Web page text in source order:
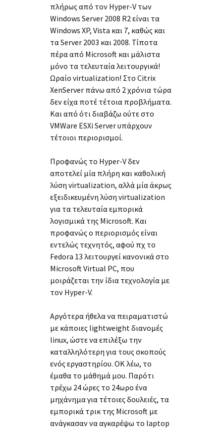
πλήρως από τον Hyper-V των
Windows Server 2008 R2 είναι τα
Windows XP, Vista και 7, καθώς και
τα Server 2003 και 2008. Τίποτα
πέρα από Microsoft και μάλιστα
μόνο τα τελευταία λειτουργικά!
Ωραίο virtualization! Στο Citrix
XenServer πάνω από 2 χρόνια τώρα
δεν είχα ποτέ τέτοια προβλήματα.
Και από ότι διαβάζω ούτε στο
VMWare ESXi Server υπάρχουν
τέτοιοι περιορισμοί.
Προφανώς το Hyper-V δεν
αποτελεί μία πλήρη και καθολική
λύση virtualization, αλλά μία άκρως
εξειδικευμένη λύση virtualization
για τα τελευταία εμπορικά
λογισμικά της Microsoft. Και
προφανώς ο περιορισμός είναι
εντελώς τεχνητός, αφού πχ το
Fedora 13 λειτουργεί κανονικά στο
Microsoft Virtual PC, που
μοιράζεται την ίδια τεχνολογία με
τον Hyper-V.
Αργότερα ήθελα να πειραματιστώ
με κάποιες lightweight διανομές
linux, ώστε να επιλέξω την
καταλληλότερη για τους σκοπούς
ενός εργαστηρίου. ΟΚ λέω, το
έμαθα το μάθημά μου. Παρότι
τρέχω 24 ώρες το 24ωρο ένα
μηχάνημα για τέτοιες δουλειές, τα
εμπορικά τρικ της Microsoft με
ανάγκασαν να αγκαρέψω το laptop